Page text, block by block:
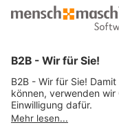
Produktentwicklung
Über Mensch und
Autorinnen und Autoren
Sebastian